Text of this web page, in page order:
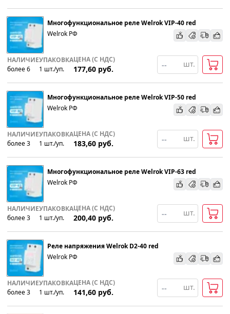
Многофункциональное реле Welrok VIP-40 red
Welrok РФ
НАЛИЧИЕ
более 6
УПАКОВКА
1 шт./уп.
ЦЕНА (С НДС)
177,60 руб.
шт.
Многофункциональное реле Welrok VIP-50 red
Welrok РФ
НАЛИЧИЕ
более 3
УПАКОВКА
1 шт./уп.
ЦЕНА (С НДС)
183,60 руб.
шт.
Многофункциональное реле Welrok VIP-63 red
Welrok РФ
НАЛИЧИЕ
более 3
УПАКОВКА
1 шт./уп.
ЦЕНА (С НДС)
200,40 руб.
шт.
Реле напряжения Welrok D2-40 red
Welrok РФ
НАЛИЧИЕ
более 3
УПАКОВКА
1 шт./уп.
ЦЕНА (С НДС)
141,60 руб.
шт.